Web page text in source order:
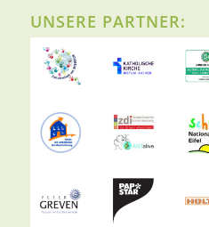
UNSERE PARTNER: